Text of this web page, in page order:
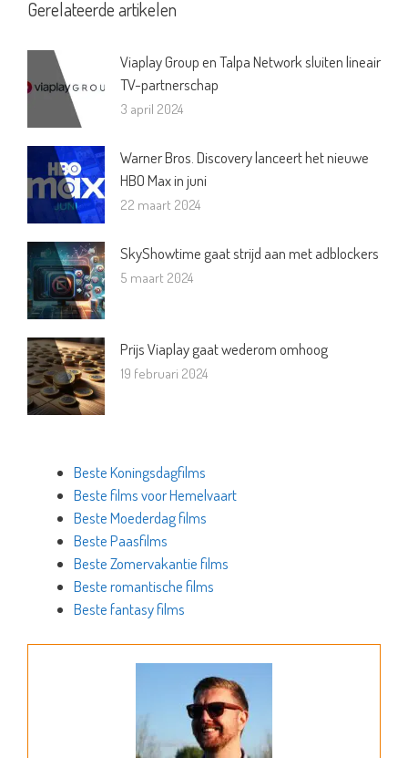
Gerelateerde artikelen
Viaplay Group en Talpa Network sluiten lineair
TV-partnerschap
3 april 2024
Warner Bros. Discovery lanceert het nieuwe
HBO Max in juni
22 maart 2024
SkyShowtime gaat strijd aan met adblockers
5 maart 2024
Prijs Viaplay gaat wederom omhoog
19 februari 2024
Beste Koningsdagfilms
Beste films voor Hemelvaart
Beste Moederdag films
Beste Paasfilms
Beste Zomervakantie films
Beste romantische films
Beste fantasy films